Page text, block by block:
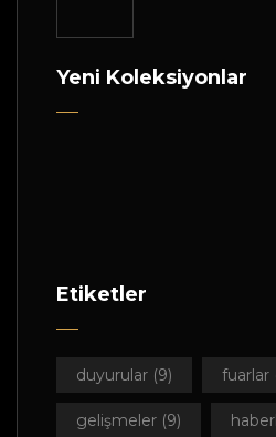
Yeni Koleksiyonlar
Etiketler
duyurular (9) fuarlar
gelişmeler (9)